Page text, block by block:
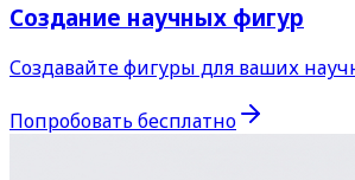
Создание научных фигур
Создавайте фигуры для ваших
Попробовать бесплатно